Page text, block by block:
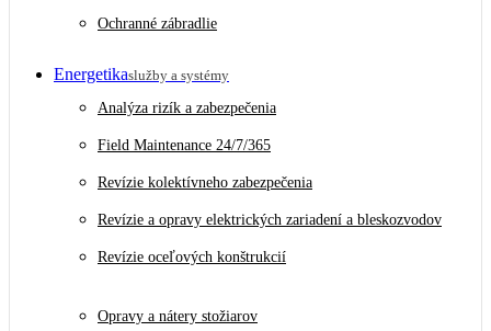
Ochranné zábradlie
Energetikaslužby a systémy
Analýza rizík a zabezpečenia
Field Maintenance 24/7/365
Revízie kolektívneho zabezpečenia
Revízie a opravy elektrických zariadení a bleskozvodov
Revízie oceľových konštrukcií
Opravy a nátery stožiarov